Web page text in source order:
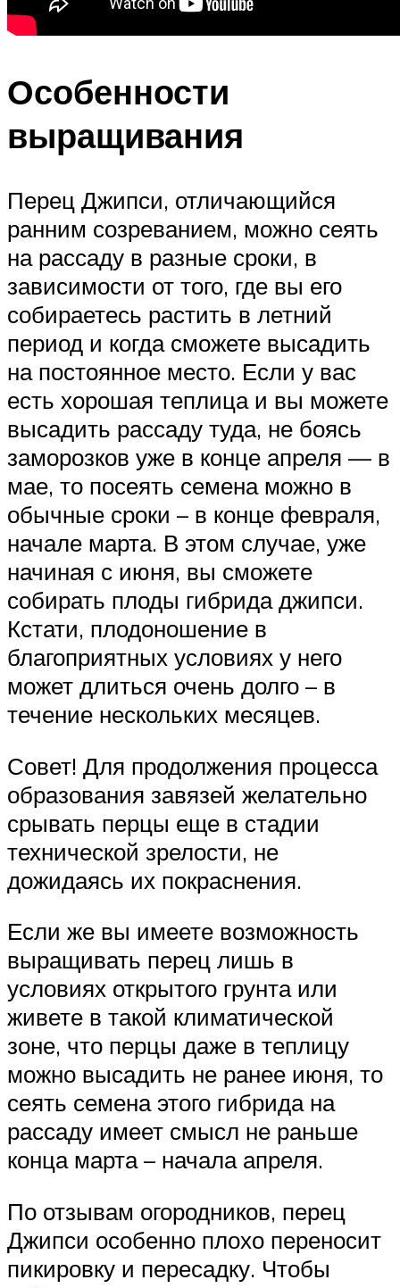
Особенности
выращивания
Перец Джипси, отличающийся
ранним созреванием, можно сеять
на рассаду в разные сроки, в
зависимости от того, где вы его
собираетесь растить в летний
период и когда сможете высадить
на постоянное место. Если у вас
есть хорошая теплица и вы можете
высадить рассаду туда, не боясь
заморозков уже в конце апреля — в
мае, то посеять семена можно в
обычные сроки – в конце февраля,
начале марта. В этом случае, уже
начиная с июня, вы сможете
собирать плоды гибрида джипси.
Кстати, плодоношение в
благоприятных условиях у него
может длиться очень долго – в
течение нескольких месяцев.
Совет! Для продолжения процесса
образования завязей желательно
срывать перцы еще в стадии
технической зрелости, не
дожидаясь их покраснения.
Если же вы имеете возможность
выращивать перец лишь в
условиях открытого грунта или
живете в такой климатической
зоне, что перцы даже в теплицу
можно высадить не ранее июня, то
сеять семена этого гибрида на
рассаду имеет смысл не раньше
конца марта – начала апреля.
По отзывам огородников, перец
Джипси особенно плохо переносит
пикировку и пересадку. Чтобы